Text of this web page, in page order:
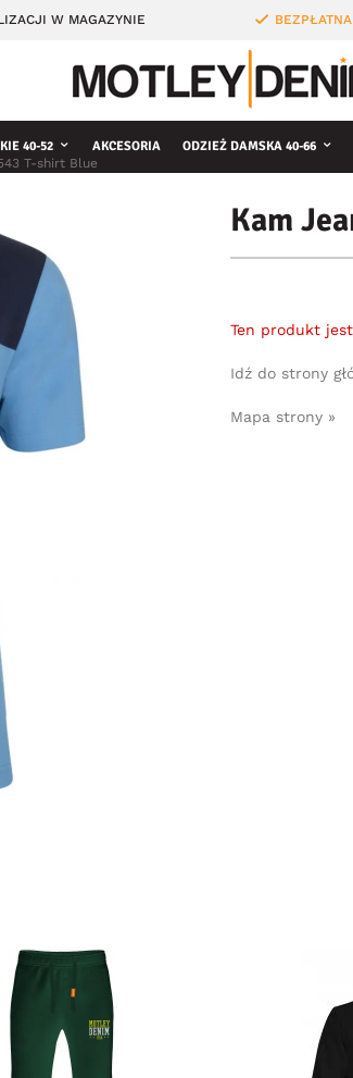
W MAGAZYNIE
40-52 AKCESORIA ODZIEŻ DAMSKA 40-66
T-shirt Blue
Kam
Ten produkt
Idź do strony
Mapa strony »